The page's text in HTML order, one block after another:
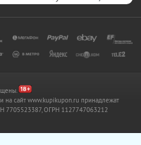
на сайт www.kupikupon.ru принадлежат
7705523387, ОГРН 1127747063212